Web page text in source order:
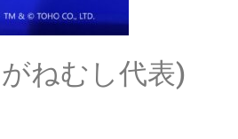
ねむし代表)